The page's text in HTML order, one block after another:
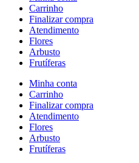
Carrinho
Finalizar compra
Atendimento
Flores
Arbusto
Frutíferas
Minha conta
Carrinho
Finalizar compra
Atendimento
Flores
Arbusto
Frutíferas